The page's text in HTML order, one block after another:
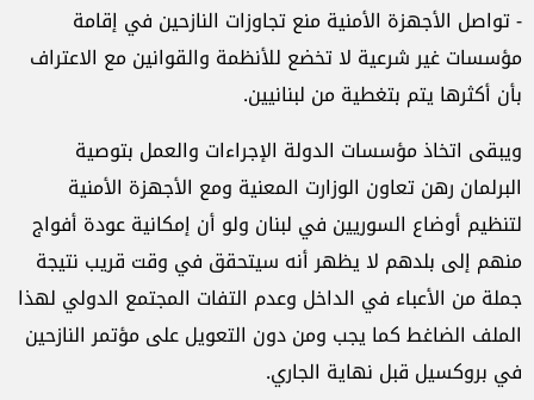
- تواصل الأجهزة الأمنية منع تجاوزات النازحين في إقامة
مؤسسات غير شرعية لا تخضع للأنظمة والقوانين مع الاعتراف
بأن أكثرها يتم بتغطية من لبنانيين.
ويبقى اتخاذ مؤسسات الدولة الإجراءات والعمل بتوصية
البرلمان رهن تعاون الوزارت المعنية ومع الأجهزة الأمنية
لتنظيم أوضاع السوريين في لبنان ولو أن إمكانية عودة أفواج
منهم إلى بلدهم لا يظهر أنه سيتحقق في وقت قريب نتيجة
جملة من الأعباء في الداخل وعدم التفات المجتمع الدولي لهذا
الملف الضاغط كما يجب ومن دون التعويل على مؤتمر النازحين
في بروكسيل قبل نهاية الجاري.